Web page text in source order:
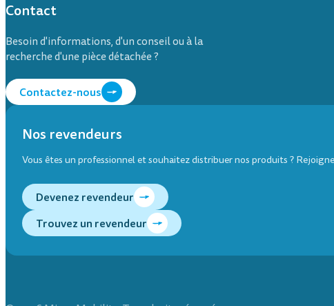
Contact
Besoin d'informations, d'un conseil ou à la
recherche d'une pièce détachée ?
Contactez-nous
Nos revendeurs
Vous êtes un professionnel et souhaitez distribuer nos produits ?
Devenez revendeur
Trouvez un revendeur